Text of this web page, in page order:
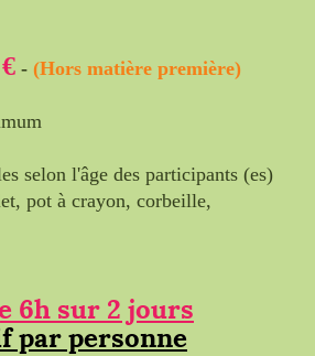
- (Hors matière première)
selon l'âge des participants (es)
pot à crayon, corbeille,
6h sur 2 jours
par personne